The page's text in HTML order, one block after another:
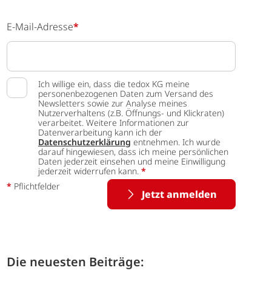
E-Mail-Adresse*
Ich willige ein, dass die tedox KG meine
personenbezogenen Daten zum Versand des
Newsletters sowie zur Analyse meines
Nutzerverhaltens (z.B. Öffnungs- und Klickraten)
verarbeitet. Weitere Informationen zur
Datenverarbeitung kann ich der
Datenschutzerklärung entnehmen. Ich wurde
darauf hingewiesen, dass ich meine persönlichen
Daten jederzeit einsehen und meine Einwilligung
jederzeit widerrufen kann. *
Jetzt anmelden
* Pflichtfelder
Die neuesten Beiträge: